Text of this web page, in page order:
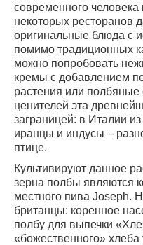
современного
некоторых ресторанов
оригинальные блюда с
помимо традиционных
можно попробовать
кремы с добавлением
растения или
ценителей эта
заграницей: в Италии из
иранцы и индусы –
птице.
Культивируют данное
зерна полбы являются
местного пива Joseph.
британцы: коренное
полбу для выпечки
«божественного» хлеба